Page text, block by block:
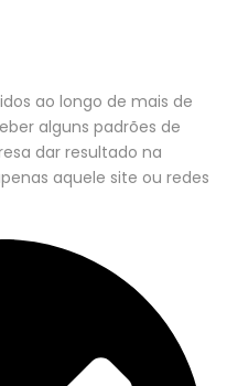
ao longo de mais de
alguns padrões de
dar resultado na
aquele site ou redes